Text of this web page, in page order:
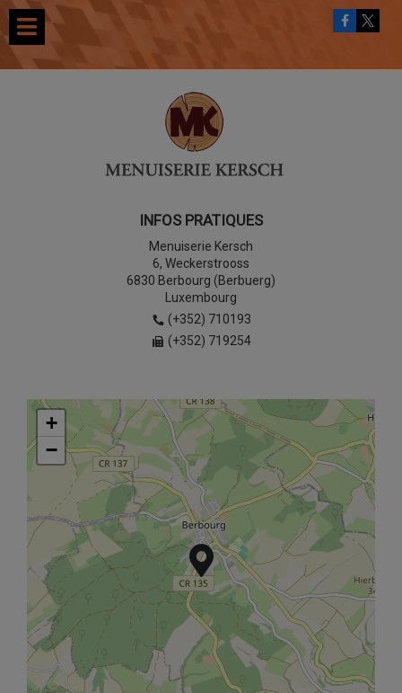
INFOS PRATIQUES
Menuiserie Kersch
6, Weckerstrooss
6830 Berbourg (Berbuerg)
Luxembourg
(+352) 710193
(+352) 719254
+
−
+
−